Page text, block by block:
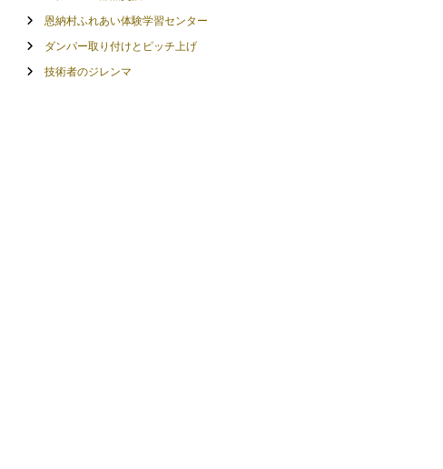
恩納村ふれあい体験学習センター
ダンパー取り付けとピッチ上げ
技術者のジレンマ